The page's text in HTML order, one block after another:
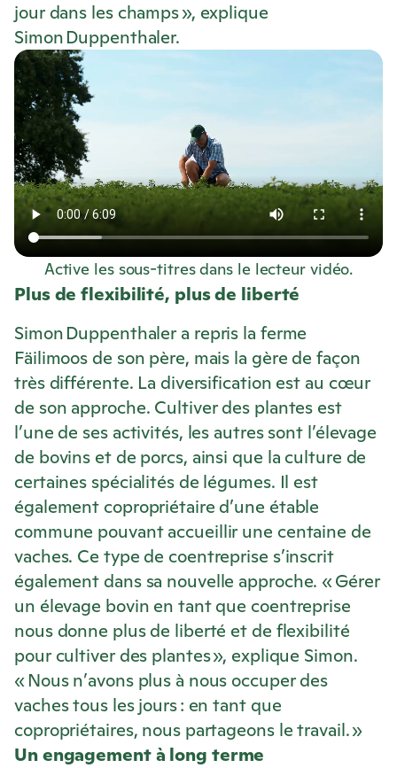
jour dans les champs », explique
Simon Duppenthaler.
Active les sous-titres dans le lecteur vidéo.
Plus de flexibilité, plus de liberté
Simon Duppenthaler a repris la ferme
Fäilimoos de son père, mais la gère de façon
très différente. La diversification est au cœur
de son approche. Cultiver des plantes est
l’une de ses activités, les autres sont l’élevage
de bovins et de porcs, ainsi que la culture de
certaines spécialités de légumes. Il est
également copropriétaire d’une étable
commune pouvant accueillir une centaine de
vaches. Ce type de coentreprise s’inscrit
également dans sa nouvelle approche. « Gérer
un élevage bovin en tant que coentreprise
nous donne plus de liberté et de flexibilité
pour cultiver des plantes », explique Simon.
« Nous n’avons plus à nous occuper des
vaches tous les jours : en tant que
copropriétaires, nous partageons le travail. »
Un engagement à long terme